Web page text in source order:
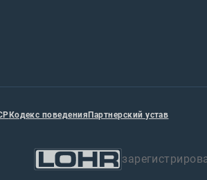
Кодекс поведенияПартнерский устав